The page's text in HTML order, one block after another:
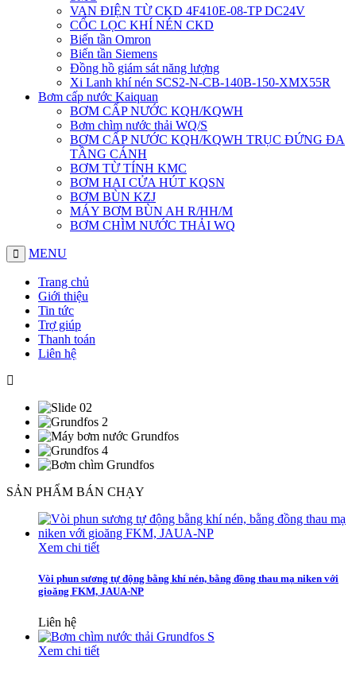
VAN ĐIỆN TỪ CKD 4F410E-08-TP DC24V
CỐC LỌC KHÍ NÉN CKD
Biến tần Omron
Biến tần Siemens
Đồng hồ giám sát năng lượng
Xi Lanh khí nén SCS2-N-CB-140B-150-XMX55R
Bơm cấp nước Kaiquan
BƠM CẤP NƯỚC KQH/KQWH
Bơm chìm nước thải WQ/S
BƠM CẤP NƯỚC KQH/KQWH TRỤC ĐỨNG ĐA
TẦNG CÁNH
BƠM TỪ TÍNH KMC
BƠM HAI CỬA HÚT KQSN
BƠM BÙN KZJ
MÁY BƠM BÙN AH R/HH/M
BƠM CHÌM NƯỚC THẢI WQ
MENU
Trang chủ
Giới thiệu
Tin tức
Trợ giúp
Thanh toán
Liên hệ
SẢN PHẨM BÁN CHẠY
Xem chi tiết
Vòi phun sương tự động bằng khí nén, bằng đồng thau mạ niken với
gioăng FKM, JAUA-NP
Liên hệ
Xem chi tiết